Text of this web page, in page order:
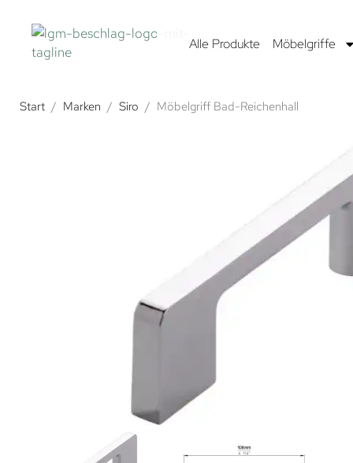
Alle Produkte Möbelgriffe
Start / Marken / Siro / Möbelgriff Bad-Reichenhall